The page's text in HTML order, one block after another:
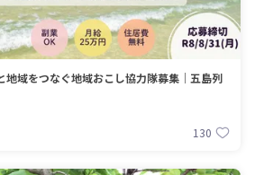
地域をつなぐ地域おこし協力隊募集｜五島列
130